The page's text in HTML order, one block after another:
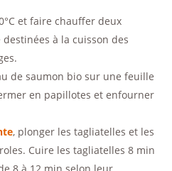
et faire chauffer deux
destinées à la cuisson des
de saumon bio sur une feuille
en papillotes et enfourner
, plonger les tagliatelles et les
Cuire les tagliatelles 8 min
8 à 12 min selon leur